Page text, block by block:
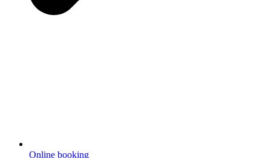
Online booking